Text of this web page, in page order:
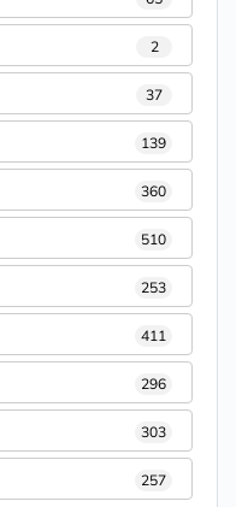
2
37
139
360
510
253
411
296
303
257